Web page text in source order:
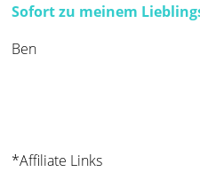
Sofort zu meinem
Ben
*Affiliate Links